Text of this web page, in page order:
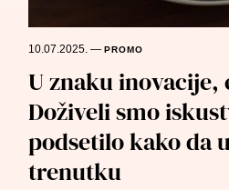
10.07.2025.—PROMO
U znaku inovacije,
Doživeli smo
podsetilo kako da
trenutku